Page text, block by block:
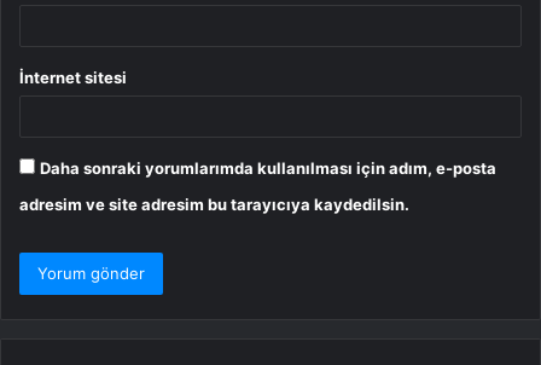
İnternet sitesi
Daha sonraki yorumlarımda kullanılması için adım, e-posta
adresim ve site adresim bu tarayıcıya kaydedilsin.